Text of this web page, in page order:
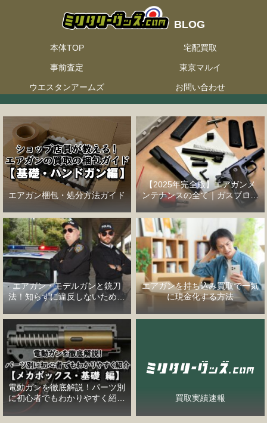
本体TOP 宅配買取
事前査定 東京マルイ
ウエスタンアームズ お問い合わせ
エアガン梱包・処分方法ガイド
【2025年完全版】エアガンメ
ンテナンスの全て｜ガスブロー
バックハンドガン編
エアガン・モデルガンと銃刀
法！知らずに違反しないための
完全ガイド
エアガンを持ち込み買取で一気
に現金化する方法
電動ガンを徹底解説！パーツ別
に初心者でもわかりやすく紹介
【メカボックス・基礎編】
買取実績速報